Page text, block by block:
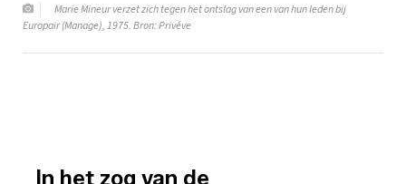
Marie Mineur verzet zich tegen het ontslag van een van hun leden bij
Europair (Manage), 1975. Bron: Privéve
_In het zog van de